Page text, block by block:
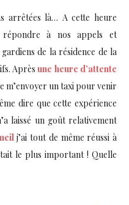
arrêtées là… A cette heure
répondre à nos appels et
de la résidence de la
Aprèsune heure d’attente
m’envoyer un taxi pour venir
dire que cette expérience
laissé un goût relativement
j’ai tout de même réussi à
le plus important ! Quelle